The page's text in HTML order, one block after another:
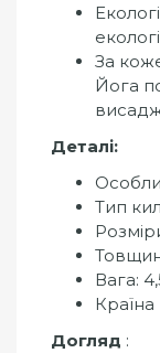
За
Йога
Деталі:
Тип
Вага:
Догляд :